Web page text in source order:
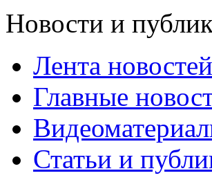
Новости и
Лента новостей
Главные
Статьи и